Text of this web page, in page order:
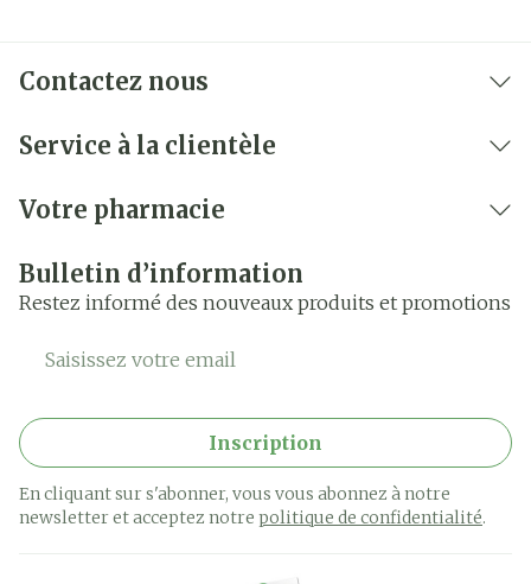
Contactez nous
Service à la clientèle
Votre pharmacie
Bulletin d’information
Restez informé des nouveaux produits et promotions
Adresse mail
Inscription
En cliquant sur s'abonner, vous vous abonnez à notre
newsletter et acceptez notre politique de confidentialité.